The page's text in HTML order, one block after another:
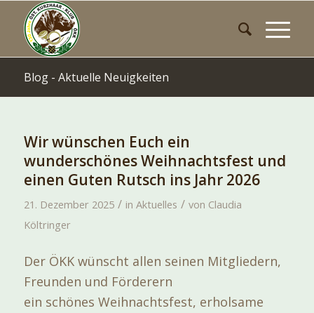
Blog - Aktuelle Neuigkeiten
Wir wünschen Euch ein
wunderschönes Weihnachtsfest und
einen Guten Rutsch ins Jahr 2026
21. Dezember 2025 / in Aktuelles / von Claudia
Költringer
Der ÖKK wünscht allen seinen Mitgliedern,
Freunden und Förderern
ein schönes Weihnachtsfest, erholsame